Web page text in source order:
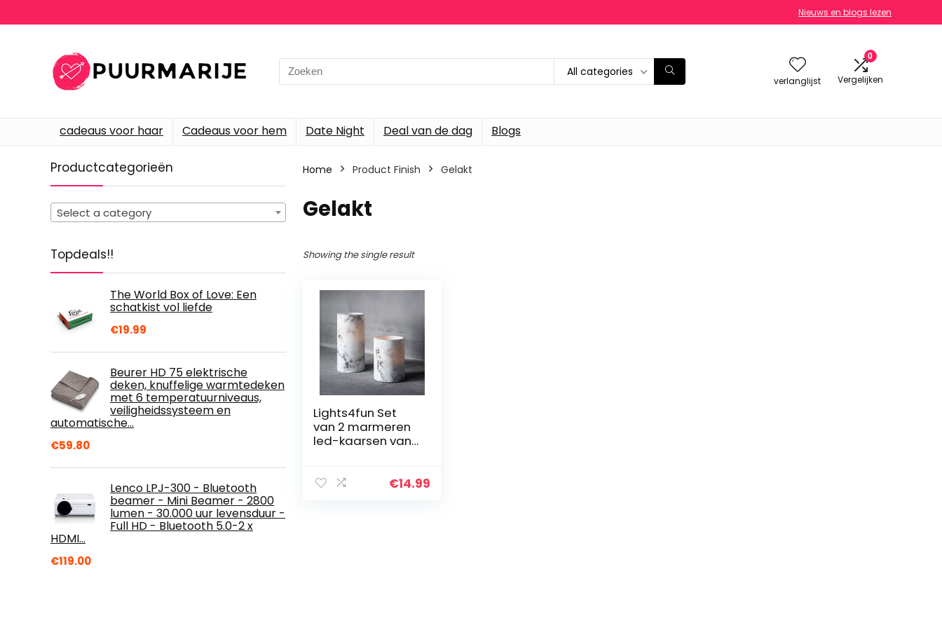
Nieuws en blogs lezen
Search
for:
All categories
verlanglijst
0
Vergelijken
cadeaus voor haar Cadeaus voor hem Date Night Deal van de dag Blogs
Productcategorieën
Select a category
Topdeals!!
The World Box of Love: Een
schatkist vol liefde
€19.99
Beurer HD 75 elektrische
deken, knuffelige warmtedeken
met 6 temperatuurniveaus,
veiligheidssysteem en
automatische…
€59.80
Lenco LPJ-300 - Bluetooth
beamer - Mini Beamer - 2800
lumen - 30.000 uur levensduur -
Full HD - Bluetooth 5.0-2 x
HDMI…
€119.00
Home Product Finish ‎Gelakt
‎Gelakt
Showing the single result
Lights4fun Set
van 2 marmeren
led-kaarsen van
op batterijen€14.99